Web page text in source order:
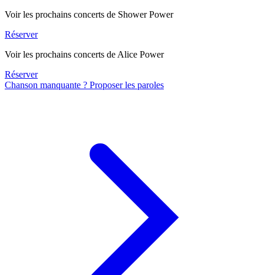
Voir les prochains concerts de Shower Power
Réserver
Voir les prochains concerts de Alice Power
Réserver
Chanson manquante ? Proposer les paroles